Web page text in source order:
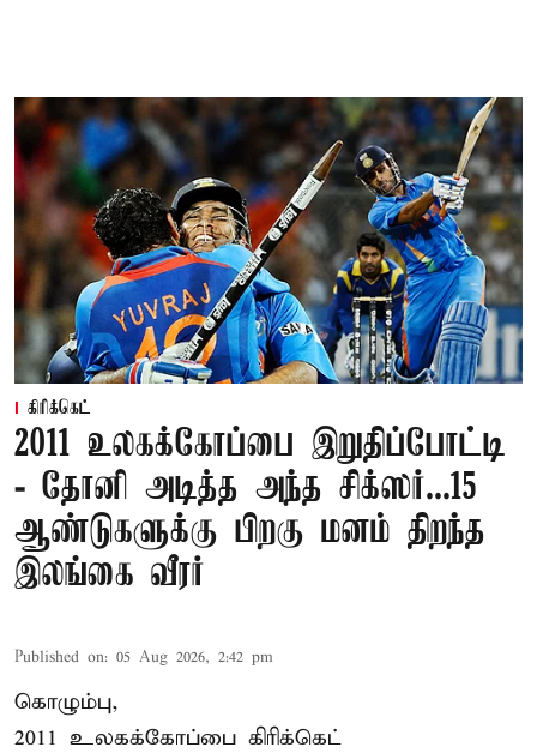
கிரிக்கெட்
2011 உலகக்கோப்பை இறுதிப்போட்டி
- தோனி அடித்த அந்த சிக்ஸர்...15
ஆண்டுகளுக்கு பிறகு மனம் திறந்த
இலங்கை வீரர்
Published on: 05 Aug 2026, 2:42 pm
கொழும்பு,
2011 உலகக்கோப்பை கிரிக்கெட்